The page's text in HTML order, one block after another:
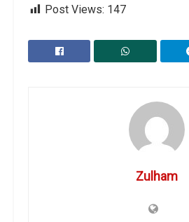
Post Views: 147
Zulham